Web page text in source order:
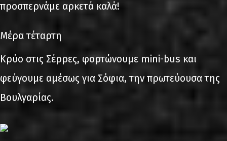
προσπερνάμε αρκετά καλά!
Μέρα τέταρτη
Κρύο στις Σέρρες, φορτώνουμε mini-bus και
φεύγουμε αμέσως για Σόφια, την πρωτεύουσα της
Βουλγαρίας.